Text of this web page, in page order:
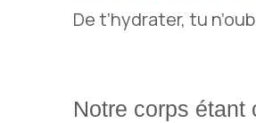
De t’hydrater, tu
Notre corps étant